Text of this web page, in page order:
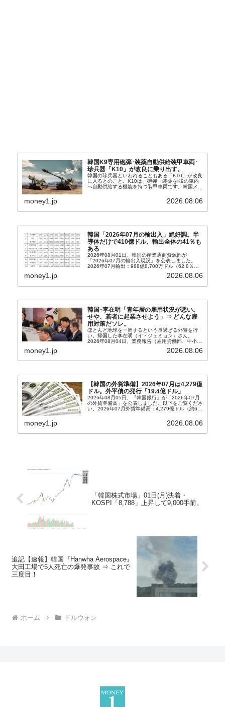
韓国K9専用砲弾･装薬自動供給装甲車両･
珍兵器「K10」が改良に乗り出す。
韓国の珍兵器といわれることもある「K10」が改良
に入るとのこと。K10は、砲弾・装薬をK9の車内
へ自動供給する機能を持つ装甲車両です。韓国メデ
から以下に一部を引きます。2005年に初めて...
money1.jp 2026.08.06
韓国「2026年07月の輸出入」絶好調。半
導体だけで410億ドル、輸出全体の41％も
ある
2026年08月01日、韓国の産業通商資源部が
「2026年07月の輸出入現況」を公表しました。
2026年07月輸出：988億8,700万ドル（62.8％）
輸入：685億6,300万ドル（26.5％）貿易収支：
money1.jp 2026.08.06
韓国･李在明「青年層の雇用状況が悪い。
せや、若者に起業させよう」⇒ どんな雇
用対策だソレ。
ほとんど地球を一周するという長過ぎる外遊を行
い、帰国した李在明（イ・ジェミョン）さん。
2026年08月04日、業務報告（雇用労働部、中小ベ
上、韓国大統領に成りおおせた李在明（イ・ジェミ
money1.jp 2026.08.06
【韓国の外貨準備】2026年07月は4,279億
ドル。外平債の発行「19.4億ドル」
2026年08月05日、『韓国銀行』が「2026年07月
の外貨準備高」を公表しました。以下をご覧くださ
い。2026年07月外貨準備高：4,279億ドル（約67
money1.jp 2026.08.06
「韓国株式市場」01日(月)決着・
KOSPI「8,788」上昇して9,000手前。
追記【速報】韓国『Hanwha Aerospace』
大田工場で5人死亡の爆発事故 ⇒ これで
三度目！
ホーム ドルウォン